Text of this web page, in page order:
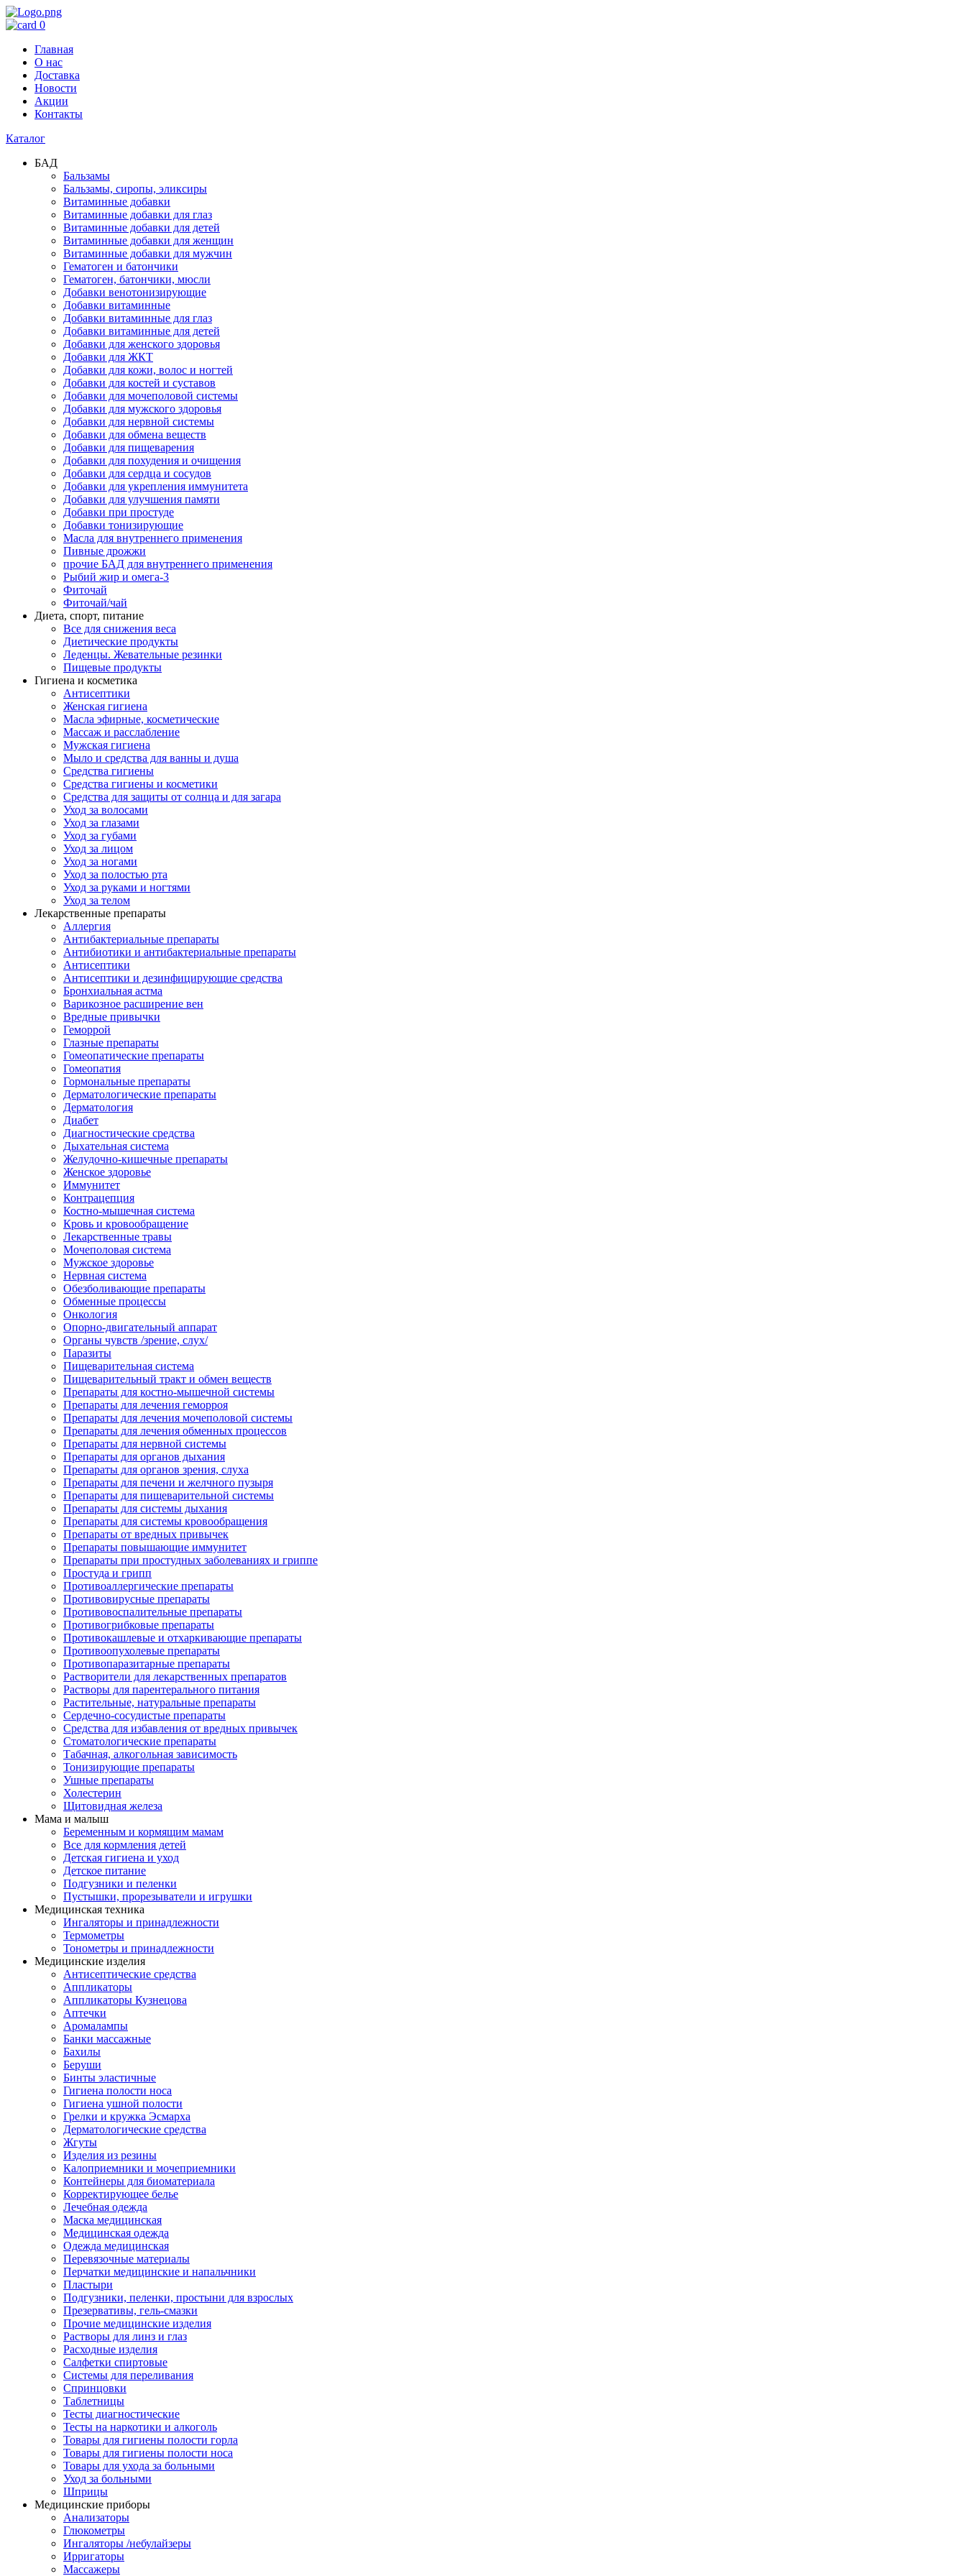
0
Главная
О нас
Доставка
Новости
Акции
Контакты
Каталог
БАД
Бальзамы
Бальзамы, сиропы, эликсиры
Витаминные добавки
Витаминные добавки для глаз
Витаминные добавки для детей
Витаминные добавки для женщин
Витаминные добавки для мужчин
Гематоген и батончики
Гематоген, батончики, мюсли
Добавки венотонизирующие
Добавки витаминные
Добавки витаминные для глаз
Добавки витаминные для детей
Добавки для женского здоровья
Добавки для ЖКТ
Добавки для кожи, волос и ногтей
Добавки для костей и суставов
Добавки для мочеполовой системы
Добавки для мужского здоровья
Добавки для нервной системы
Добавки для обмена веществ
Добавки для пищеварения
Добавки для похудения и очищения
Добавки для сердца и сосудов
Добавки для укрепления иммунитета
Добавки для улучшения памяти
Добавки при простуде
Добавки тонизирующие
Масла для внутреннего применения
Пивные дрожжи
прочие БАД для внутреннего применения
Рыбий жир и омега-3
Фиточай
Фиточай/чай
Диета, спорт, питание
Все для снижения веса
Диетические продукты
Леденцы. Жевательные резинки
Пищевые продукты
Гигиена и косметика
Антисептики
Женская гигиена
Масла эфирные, косметические
Массаж и расслабление
Мужская гигиена
Мыло и средства для ванны и душа
Средства гигиены
Средства гигиены и косметики
Средства для защиты от солнца и для загара
Уход за волосами
Уход за глазами
Уход за губами
Уход за лицом
Уход за ногами
Уход за полостью рта
Уход за руками и ногтями
Уход за телом
Лекарственные препараты
Аллергия
Антибактериальные препараты
Антибиотики и антибактериальные препараты
Антисептики
Антисептики и дезинфицирующие средства
Бронхиальная астма
Варикозное расширение вен
Вредные привычки
Геморрой
Глазные препараты
Гомеопатические препараты
Гомеопатия
Гормональные препараты
Дерматологические препараты
Дерматология
Диабет
Диагностические средства
Дыхательная система
Желудочно-кишечные препараты
Женское здоровье
Иммунитет
Контрацепция
Костно-мышечная система
Кровь и кровообращение
Лекарственные травы
Мочеполовая система
Мужское здоровье
Нервная система
Обезболивающие препараты
Обменные процессы
Онкология
Опорно-двигательный аппарат
Органы чувств /зрение, слух/
Паразиты
Пищеварительная система
Пищеварительный тракт и обмен веществ
Препараты для костно-мышечной системы
Препараты для лечения геморроя
Препараты для лечения мочеполовой системы
Препараты для лечения обменных процессов
Препараты для нервной системы
Препараты для органов дыхания
Препараты для органов зрения, слуха
Препараты для печени и желчного пузыря
Препараты для пищеварительной системы
Препараты для системы дыхания
Препараты для системы кровообращения
Препараты от вредных привычек
Препараты повышающие иммунитет
Препараты при простудных заболеваниях и гриппе
Простуда и грипп
Противоаллергические препараты
Противовирусные препараты
Противовоспалительные препараты
Противогрибковые препараты
Противокашлевые и отхаркивающие препараты
Противоопухолевые препараты
Противопаразитарные препараты
Растворители для лекарственных препаратов
Растворы для парентерального питания
Растительные, натуральные препараты
Сердечно-сосудистые препараты
Средства для избавления от вредных привычек
Стоматологические препараты
Табачная, алкогольная зависимость
Тонизирующие препараты
Ушные препараты
Холестерин
Щитовидная железа
Мама и малыш
Беременным и кормящим мамам
Все для кормления детей
Детская гигиена и уход
Детское питание
Подгузники и пеленки
Пустышки, прорезыватели и игрушки
Медицинская техника
Ингаляторы и принадлежности
Термометры
Тонометры и принадлежности
Медицинские изделия
Антисептические средства
Аппликаторы
Аппликаторы Кузнецова
Аптечки
Аромалампы
Банки массажные
Бахилы
Беруши
Бинты эластичные
Гигиена полости носа
Гигиена ушной полости
Грелки и кружка Эсмарха
Дерматологические средства
Жгуты
Изделия из резины
Калоприемники и мочеприемники
Контейнеры для биоматериала
Корректирующее белье
Лечебная одежда
Маска медицинская
Медицинская одежда
Одежда медицинская
Перевязочные материалы
Перчатки медицинские и напальчники
Пластыри
Подгузники, пеленки, простыни для взрослых
Презервативы, гель-смазки
Прочие медицинские изделия
Растворы для линз и глаз
Расходные изделия
Салфетки спиртовые
Системы для переливания
Спринцовки
Таблетницы
Тесты диагностические
Тесты на наркотики и алкоголь
Товары для гигиены полости горла
Товары для гигиены полости носа
Товары для ухода за больными
Уход за больными
Шприцы
Медицинские приборы
Анализаторы
Глюкометры
Ингаляторы /небулайзеры
Ирригаторы
Массажеры